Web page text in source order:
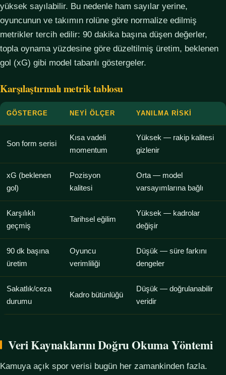
yüksek sayılabilir. Bu nedenle ham sayılar yerine,
oyuncunun ve takımın rolüne göre normalize edilmiş
metrikler tercih edilir: 90 dakika başına düşen değerler,
topla oynama yüzdesine göre düzeltilmiş üretim, beklenen
gol (xG) gibi model tabanlı göstergeler.
Karşılaştırmalı metrik tablosu
GÖSTERGE NEYI ÖLÇER YANILMA RISKI
Son form serisi
Kısa vadeli
momentum
Yüksek — rakip kalitesi
gizlenir
xG (beklenen
gol)
Pozisyon
kalitesi
Orta — model
varsayımlarına bağlı
Karşılıklı
geçmiş
Tarihsel eğilim
Yüksek — kadrolar
değişir
90 dk başına
üretim
Oyuncu
verimliliği
Düşük — süre farkını
dengeler
Sakatlık/ceza
durumu
Kadro bütünlüğü
Düşük — doğrulanabilir
veridir
Veri Kaynaklarını Doğru Okuma Yöntemi
Kamuya açık spor verisi bugün her zamankinden fazla.